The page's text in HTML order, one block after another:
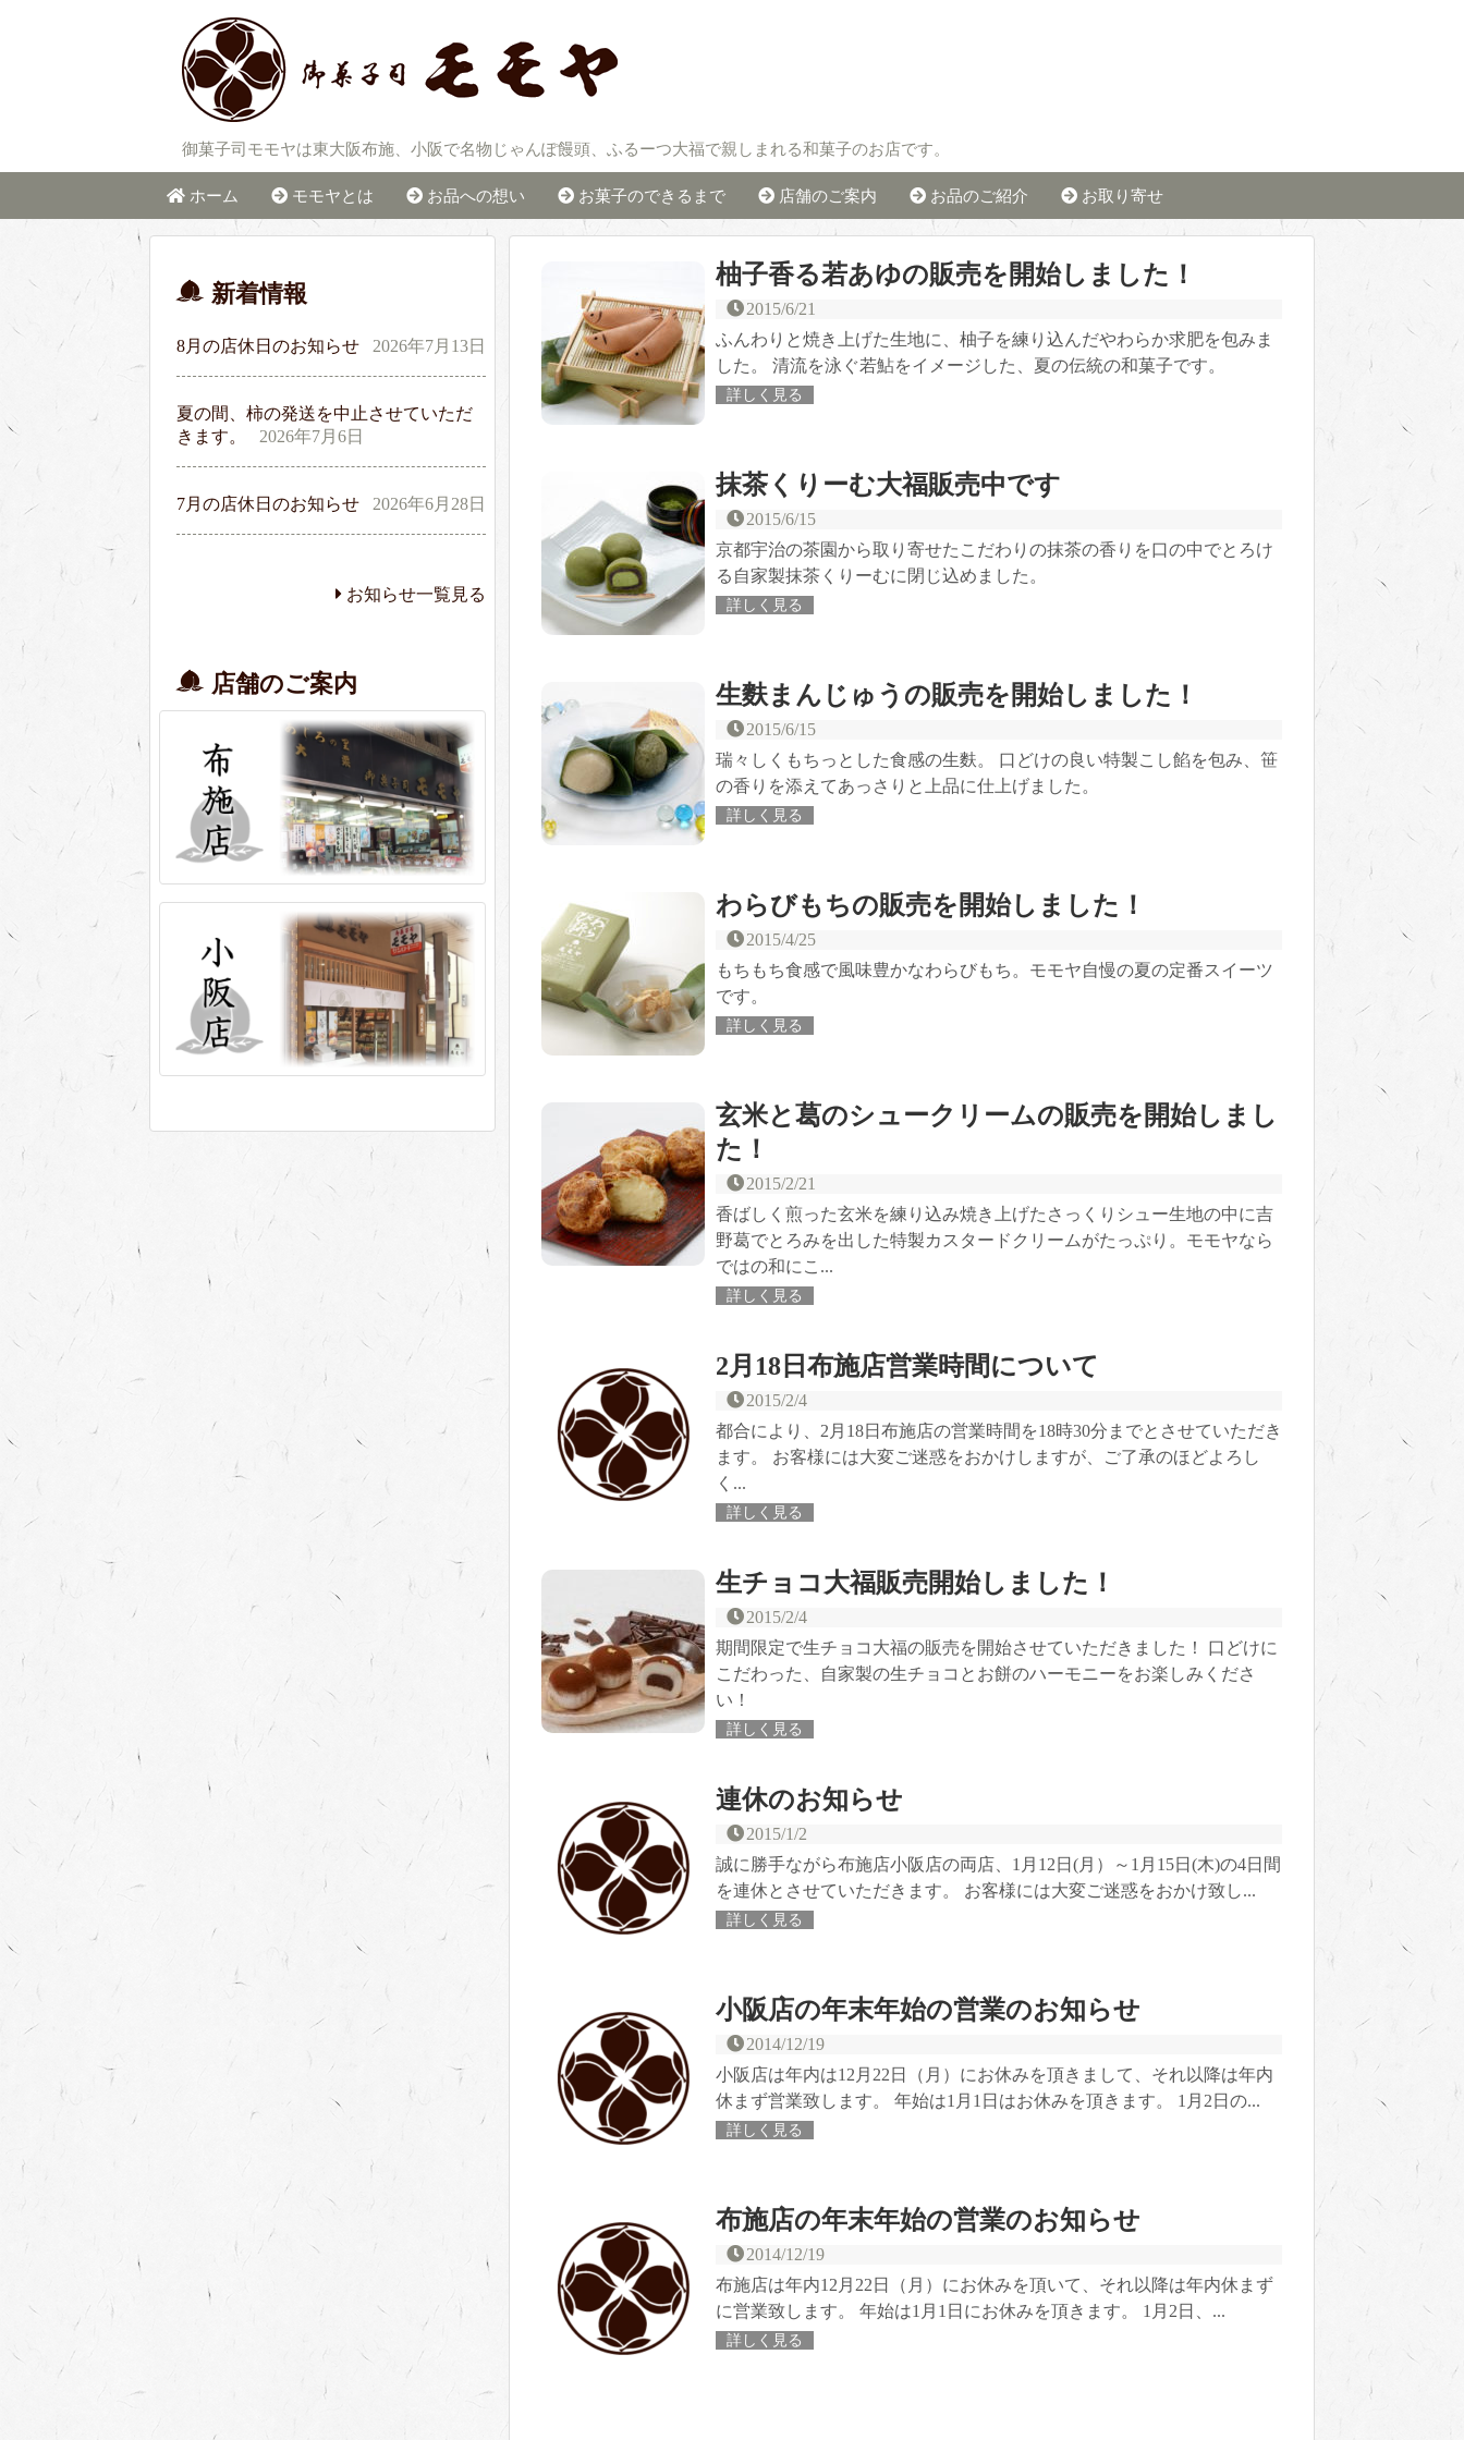
御菓子司モモヤは東大阪布施、小阪で名物じゃんぽ饅頭、ふるーつ大福で親しまれる和菓子のお店です。
ホーム モモヤとは お品への想い お菓子のできるまで 店舗のご案内 お品のご紹介 お取り寄せ
柚子香る若あゆの販売を開始しました！
2015/6/21
ふんわりと焼き上げた生地に、柚子を練り込んだやわらか求肥を包みま
した。 清流を泳ぐ若鮎をイメージした、夏の伝統の和菓子です。
詳しく見る
抹茶くりーむ大福販売中です
2015/6/15
京都宇治の茶園から取り寄せたこだわりの抹茶の香りを口の中でとろけ
る自家製抹茶くりーむに閉じ込めました。
詳しく見る
生麩まんじゅうの販売を開始しました！
2015/6/15
瑞々しくもちっとした食感の生麩。 口どけの良い特製こし餡を包み、笹
の香りを添えてあっさりと上品に仕上げました。
詳しく見る
わらびもちの販売を開始しました！
2015/4/25
もちもち食感で風味豊かなわらびもち。モモヤ自慢の夏の定番スイーツ
です。
詳しく見る
玄米と葛のシュークリームの販売を開始しまし
た！
2015/2/21
香ばしく煎った玄米を練り込み焼き上げたさっくりシュー生地の中に吉
野葛でとろみを出した特製カスタードクリームがたっぷり。モモヤなら
ではの和にこ...
詳しく見る
2月18日布施店営業時間について
2015/2/4
都合により、2月18日布施店の営業時間を18時30分までとさせていただき
ます。 お客様には大変ご迷惑をおかけしますが、ご了承のほどよろし
く...
詳しく見る
生チョコ大福販売開始しました！
2015/2/4
期間限定で生チョコ大福の販売を開始させていただきました！ 口どけに
こだわった、自家製の生チョコとお餅のハーモニーをお楽しみくださ
い！
詳しく見る
連休のお知らせ
2015/1/2
誠に勝手ながら布施店小阪店の両店、1月12日(月）～1月15日(木)の4日間
を連休とさせていただきます。 お客様には大変ご迷惑をおかけ致し...
詳しく見る
小阪店の年末年始の営業のお知らせ
2014/12/19
小阪店は年内は12月22日（月）にお休みを頂きまして、それ以降は年内
休まず営業致します。 年始は1月1日はお休みを頂きます。 1月2日の...
詳しく見る
布施店の年末年始の営業のお知らせ
2014/12/19
布施店は年内12月22日（月）にお休みを頂いて、それ以降は年内休まず
に営業致します。 年始は1月1日にお休みを頂きます。 1月2日、...
詳しく見る
新着情報
8月の店休日のお知らせ 2026年7月13日
夏の間、柿の発送を中止させていただ
きます。
2026年7月6日
7月の店休日のお知らせ 2026年6月28日
お知らせ一覧見る
店舗のご案内